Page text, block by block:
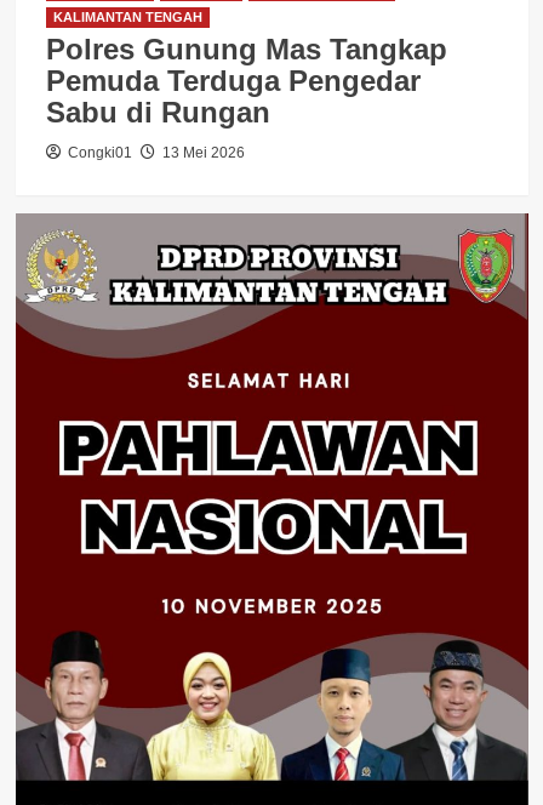
KALIMANTAN TENGAH
Polres Gunung Mas Tangkap
Pemuda Terduga Pengedar
Sabu di Rungan
Congki01 13 Mei 2026